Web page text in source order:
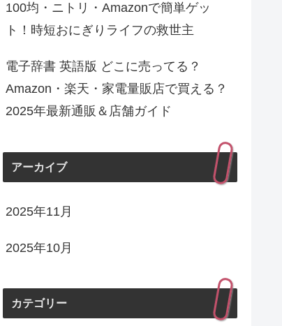
100均・ニトリ・Amazonで簡単ゲッ
ト！時短おにぎりライフの救世主
電子辞書 英語版 どこに売ってる？
Amazon・楽天・家電量販店で買える？
2025年最新通販＆店舗ガイド
アーカイブ
2025年11月
2025年10月
カテゴリー